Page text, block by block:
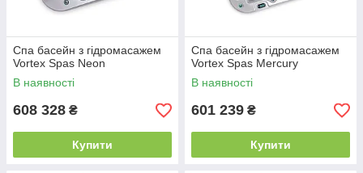
Спа басейн з гідромасажем
Vortex Spas Neon
В наявності
608 328 ₴
Купити
Спа басейн з гідромасажем
Vortex Spas Mercury
В наявності
601 239 ₴
Купити